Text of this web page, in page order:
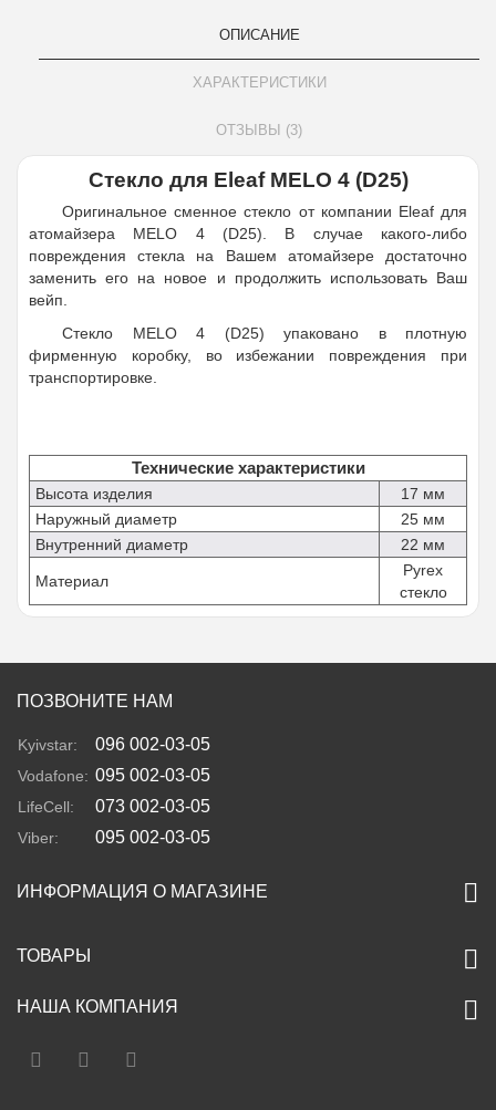
ОПИСАНИЕ
ХАРАКТЕРИСТИКИ
ОТЗЫВЫ (3)
Стекло для Eleaf MELO 4 (D25)
Оригинальное сменное стекло от компании Eleaf для
атомайзера MELO 4 (D25). В случае какого-либо
повреждения стекла на Вашем атомайзере достаточно
заменить его на новое и продолжить использовать Ваш
вейп.
Стекло MELO 4 (D25) упаковано в плотную
фирменную коробку, во избежании повреждения при
транспортировке.
Технические характеристики
Высота изделия
17 мм
Наружный диаметр
25 мм
Внутренний диаметр 22 мм
Материал
Pyrex
стекло
ПОЗВОНИТЕ НАМ
Kyivstar: 096 002-03-05
Vodafone: 095 002-03-05
LifeCell: 073 002-03-05
Viber: 095 002-03-05
ИНФОРМАЦИЯ О МАГАЗИНЕ
ТОВАРЫ
НАША КОМПАНИЯ